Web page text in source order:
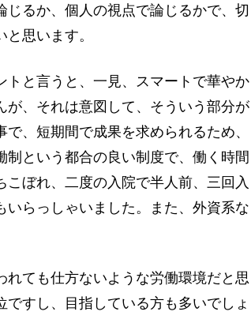
るか、個人の視点で論じるかで、切
思います。
トと言うと、一見、スマートで華やか
、それは意図して、そういう部分が
、短期間で成果を求められるため、
という都合の良い制度で、働く時間
ぼれ、二度の入院で半人前、三回入
らっしゃいました。また、外資系な
れても仕方ないような労働環境だと思
すし、目指している方も多いでしょ